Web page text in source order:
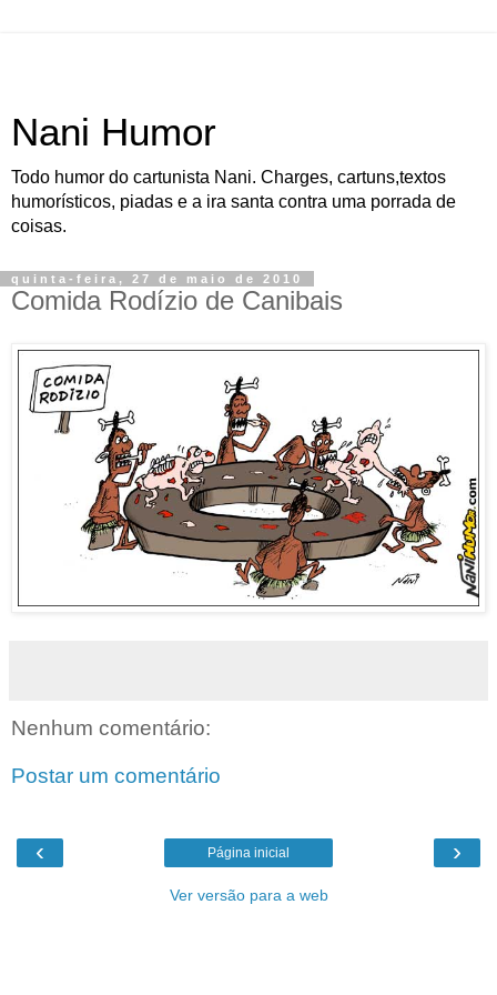
Nani Humor
Todo humor do cartunista Nani. Charges, cartuns,textos
humorísticos, piadas e a ira santa contra uma porrada de
coisas.
quinta-feira, 27 de maio de 2010
Comida Rodízio de Canibais
Nenhum comentário:
Postar um comentário
‹ ›
Página inicial
Ver versão para a web